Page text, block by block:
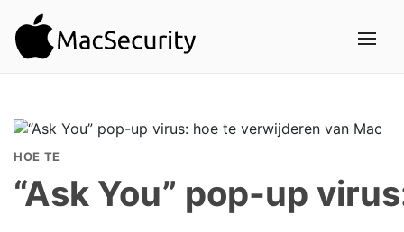
HOE TE
“Ask You” pop-up